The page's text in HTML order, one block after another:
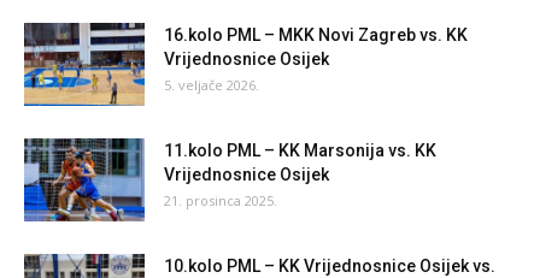
16.kolo PML – MKK Novi Zagreb vs. KK
Vrijednosnice Osijek
5. veljače 2026.
11.kolo PML – KK Marsonija vs. KK
Vrijednosnice Osijek
21. prosinca 2025.
10.kolo PML – KK Vrijednosnice Osijek vs.